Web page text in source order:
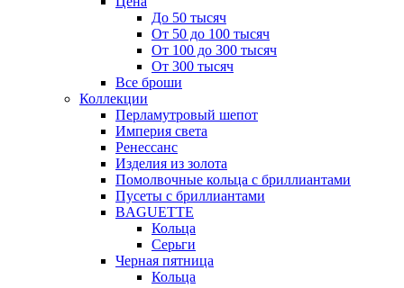
До 50 тысяч
От 50 до 100 тысяч
От 100 до 300 тысяч
От 300 тысяч
Все броши
Коллекции
Перламутровый шепот
Империя света
Ренессанс
Изделия из золота
Помолвочные кольца с бриллиантами
Пусеты с бриллиантами
BAGUETTE
Кольца
Серьги
Черная пятница
Кольца